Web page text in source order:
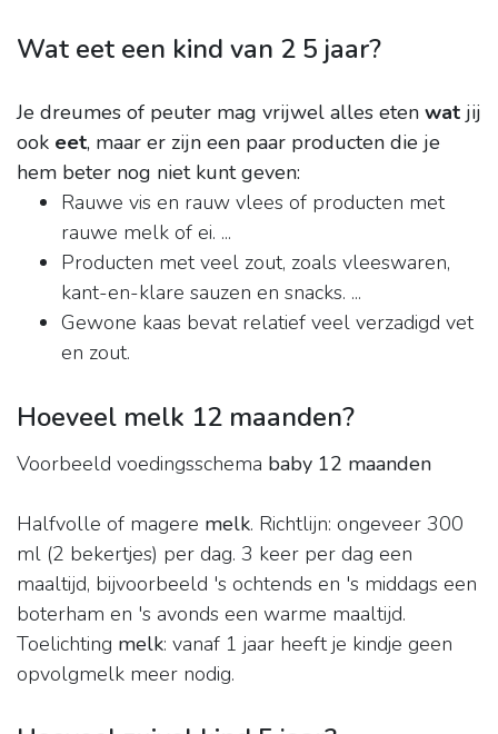
Wat eet een kind van 2 5 jaar?
Je dreumes of peuter mag vrijwel alles eten wat jij
ook eet, maar er zijn een paar producten die je
hem beter nog niet kunt geven:
Rauwe vis en rauw vlees of producten met
rauwe melk of ei. ...
Producten met veel zout, zoals vleeswaren,
kant-en-klare sauzen en snacks. ...
Gewone kaas bevat relatief veel verzadigd vet
en zout.
Hoeveel melk 12 maanden?
Voorbeeld voedingsschema baby 12 maanden
Halfvolle of magere melk. Richtlijn: ongeveer 300
ml (2 bekertjes) per dag. 3 keer per dag een
maaltijd, bijvoorbeeld 's ochtends en 's middags een
boterham en 's avonds een warme maaltijd.
Toelichting melk: vanaf 1 jaar heeft je kindje geen
opvolgmelk meer nodig.